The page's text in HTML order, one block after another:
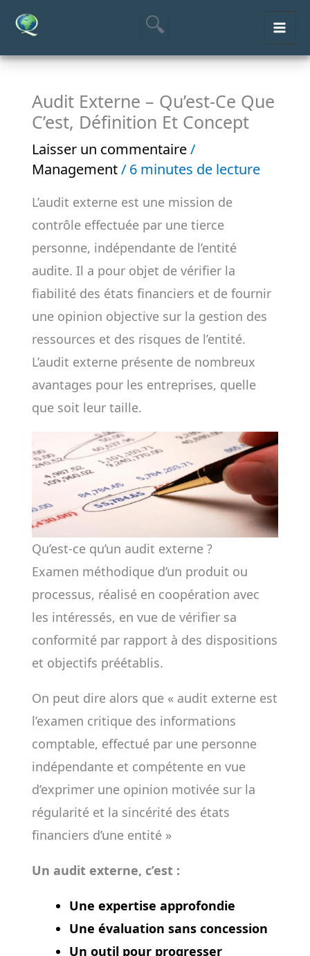
Aller
contenu
Audit Externe – Qu’est-Ce Que
C’est, Définition Et Concept
Laisser un commentaire /
Management/ 6 minutes de lecture
L’audit externe est une mission de
contrôle effectuée par une tierce
personne, indépendante de l’entité
audite. Il a pour objet de vérifier la
fiabilité des états financiers et de fournir
une opinion objective sur la gestion des
ressources et des risques de l’entité.
L’audit externe présente de nombreux
avantages pour les entreprises, quelle
que soit leur taille.
Qu’est-ce qu’un audit externe ?
Examen méthodique d’un produit ou
processus, réalisé en coopération avec
les intéressés, en vue de vérifier sa
conformité par rapport à des dispositions
et objectifs préétablis.
On peut dire alors que « audit externe est
l’examen critique des informations
comptable, effectué par une personne
indépendante et compétente en vue
d’exprimer une opinion motivée sur la
régularité et la sincérité des états
financiers d’une entité »
Un audit externe, c’est :
Une expertise approfondie
Une évaluation sans concession
Un outil pour progresser